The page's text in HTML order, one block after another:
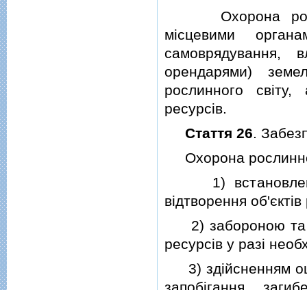
Охорона
мiсцевими
самоврядування,
орендарями)
рослинного
ресурсiв.
Стаття 26.
Охорона
1)
вiдтворення
2) забороною та
ресурсiв у разi
3) здiйсненням